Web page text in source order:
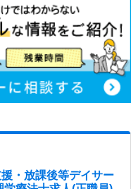
・放課後等デイサー